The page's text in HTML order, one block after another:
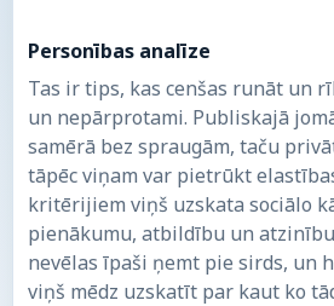
Personības analīze
Tas ir tips, kas cenšas runāt un
un nepārprotami. Publiskajā
samērā bez spraugām, taču
tāpēc viņam var pietrūkt
kritērijiem viņš uzskata sociālo
pienākumu, atbildību un
nevēlas īpaši ņemt pie sirds, un
viņš mēdz uzskatīt par kaut ko